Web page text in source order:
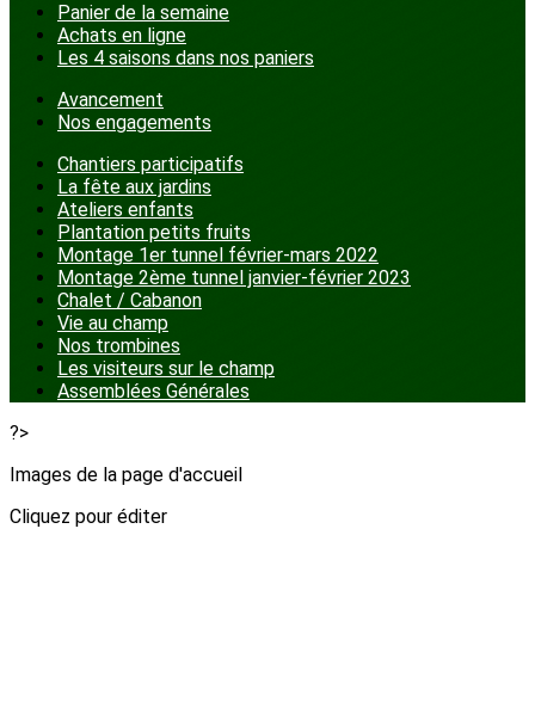
Panier de la semaine
Achats en ligne
Les 4 saisons dans nos paniers
Avancement
Nos engagements
Chantiers participatifs
La fête aux jardins
Ateliers enfants
Plantation petits fruits
Montage 1er tunnel février-mars 2022
Montage 2ème tunnel janvier-février 2023
Chalet / Cabanon
Vie au champ
Nos trombines
Les visiteurs sur le champ
Assemblées Générales
?>
Images de la page d'accueil
Cliquez pour éditer